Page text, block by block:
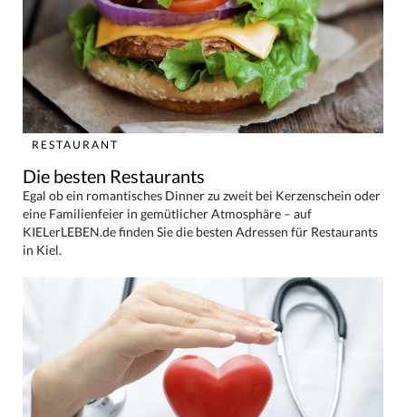
RESTAURANT
Die besten Restaurants
Egal ob ein romantisches Dinner zu zweit bei Kerzenschein oder
eine Familienfeier in gemütlicher Atmosphäre – auf
KIELerLEBEN.de finden Sie die besten Adressen für Restaurants
in Kiel.